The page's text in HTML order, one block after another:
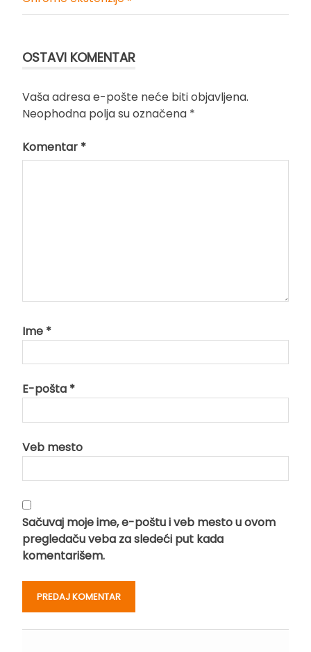
članka
OSTAVI KOMENTAR
Vaša adresa e-pošte neće biti objavljena.
Neophodna polja su označena *
Komentar *
Ime *
E-pošta *
Veb mesto
Sačuvaj moje ime, e-poštu i veb mesto u ovom
pregledaču veba za sledeći put kada
komentarišem.